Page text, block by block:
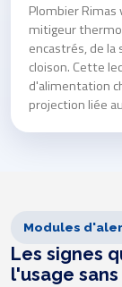
Plombier
mitigeur
encastrés, de
cloison. Cette
d'alimentation
projection liée
Modules
Les signes
l'usage